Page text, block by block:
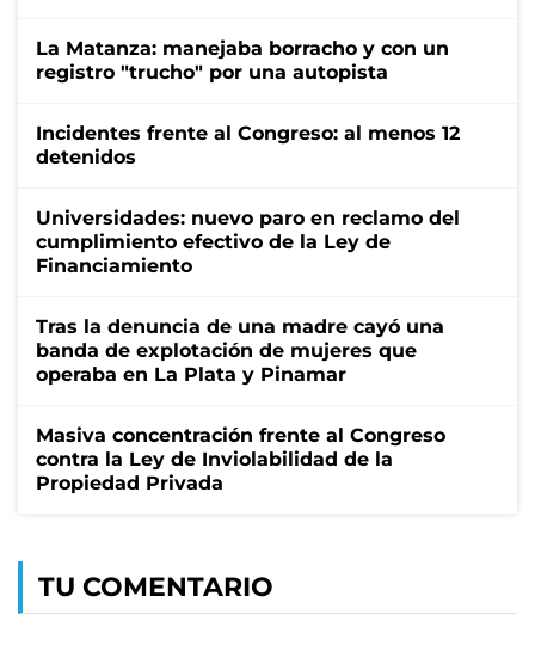
La Matanza: manejaba borracho y con un
registro "trucho" por una autopista
Incidentes frente al Congreso: al menos 12
detenidos
Universidades: nuevo paro en reclamo del
cumplimiento efectivo de la Ley de
Financiamiento
Tras la denuncia de una madre cayó una
banda de explotación de mujeres que
operaba en La Plata y Pinamar
Masiva concentración frente al Congreso
contra la Ley de Inviolabilidad de la
Propiedad Privada
TU COMENTARIO